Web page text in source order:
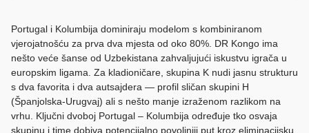
Portugal i Kolumbija dominiraju modelom s kombiniranom
vjerojatnošću za prva dva mjesta od oko 80%. DR Kongo ima
nešto veće šanse od Uzbekistana zahvaljujući iskustvu igrača u
europskim ligama. Za kladioničare, skupina K nudi jasnu strukturu
s dva favorita i dva autsajdera — profil sličan skupini H
(Španjolska-Urugvaj) ali s nešto manje izraženom razlikom na
vrhu. Ključni dvoboj Portugal – Kolumbija određuje tko osvaja
skupinu i time dobiva potencijalno povoljniji put kroz eliminacijsku